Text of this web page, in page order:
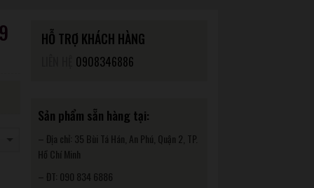
HỖ TRỢ KHÁCH HÀNG
0908346886
Sản phẩm sẵn hàng tại:
– Địa chỉ: 35 Bùi Tá Hán, An Phú, Quận 2, TP.
Hồ Chí Minh
– ĐT: 090 834 6886